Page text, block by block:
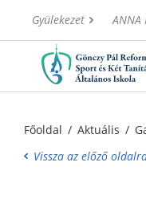
Gyülekezet
Főoldal / Aktuális /
Vissza az előző